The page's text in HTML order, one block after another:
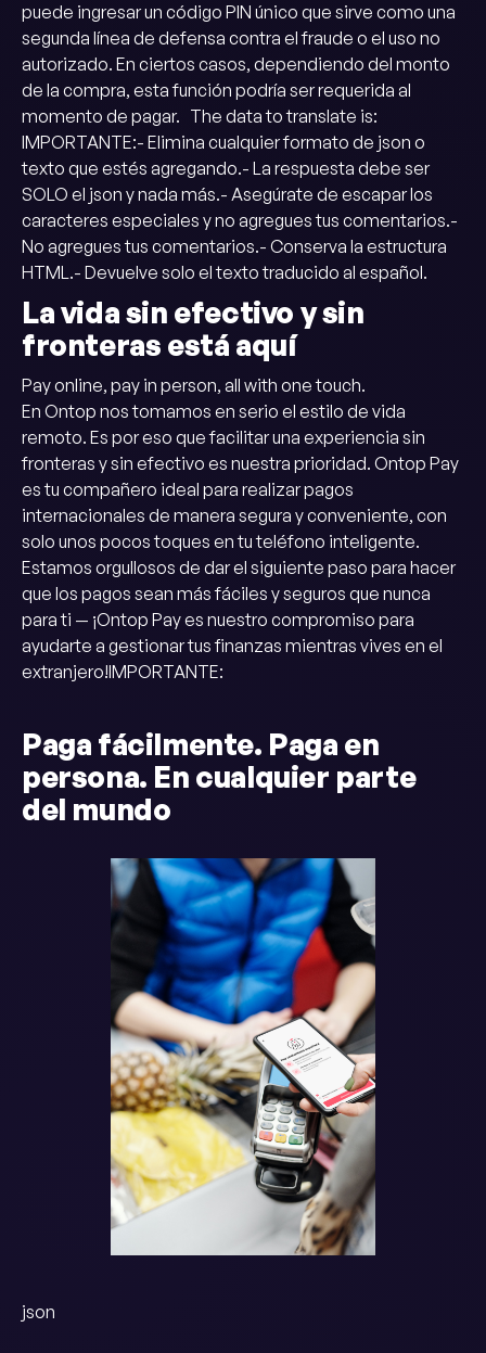
puede ingresar un código PIN único que sirve como una
segunda línea de defensa contra el fraude o el uso no
autorizado. En ciertos casos, dependiendo del monto
de la compra, esta función podría ser requerida al
momento de pagar. The data to translate is:
‍IMPORTANTE:- Elimina cualquier formato de json o
texto que estés agregando.- La respuesta debe ser
SOLO el json y nada más.- Asegúrate de escapar los
caracteres especiales y no agregues tus comentarios.-
No agregues tus comentarios.- Conserva la estructura
HTML.- Devuelve solo el texto traducido al español.
La vida sin efectivo y sin
fronteras está aquí
Pay online, pay in person, all with one touch.
En Ontop nos tomamos en serio el estilo de vida
remoto. Es por eso que facilitar una experiencia sin
fronteras y sin efectivo es nuestra prioridad. Ontop Pay
es tu compañero ideal para realizar pagos
internacionales de manera segura y conveniente, con
solo unos pocos toques en tu teléfono inteligente.
Estamos orgullosos de dar el siguiente paso para hacer
que los pagos sean más fáciles y seguros que nunca
para ti — ¡Ontop Pay es nuestro compromiso para
ayudarte a gestionar tus finanzas mientras vives en el
extranjero!IMPORTANTE:
Paga fácilmente. Paga en
persona. En cualquier parte
del mundo
json